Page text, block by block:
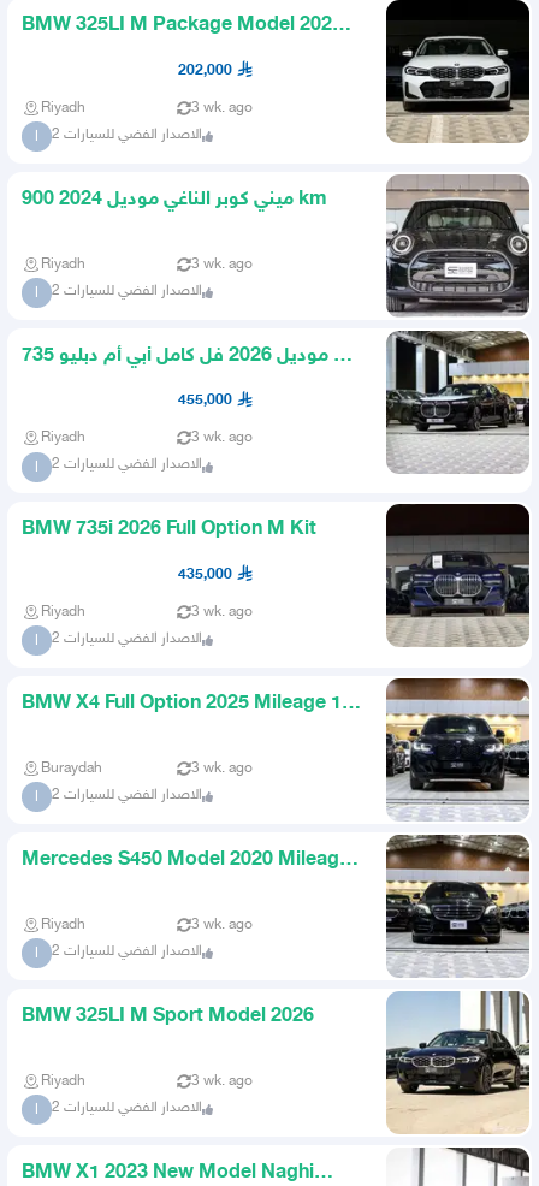
BMW 325LI M Package Model 2026
202,000
Riyadh 3 wk. ago
ا الاصدار الفضي للسيارات 2
ميني كوبر الناغي موديل 2024 900 km
Riyadh 3 wk. ago
ا الاصدار الفضي للسيارات 2
بي أم دبليو 735i موديل 2026 فل كامل M
455,000
Riyadh 3 wk. ago
ا الاصدار الفضي للسيارات 2
BMW 735i 2026 Full Option M Kit
435,000
Riyadh 3 wk. ago
ا الاصدار الفضي للسيارات 2
BMW X4 Full Option 2025 Mileage 11
Buraydah 3 wk. ago
ا الاصدار الفضي للسيارات 2
Mercedes S450 Model 2020 Mileage
Riyadh 3 wk. ago
ا الاصدار الفضي للسيارات 2
BMW 325LI M Sport Model 2026
Riyadh 3 wk. ago
ا الاصدار الفضي للسيارات 2
BMW X1 2023 New Model Naghi